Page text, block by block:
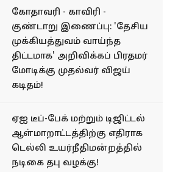
கோதாவரி - காவிரி -
குண்டாறு இணைப்பு: 'தேசிய
முக்கியத்துவம் வாய்ந்த
திட்டமாக' அறிவிக்கப் பிரதமர்
மோடிக்கு முதல்வர் விஜய்
கடிதம்!
ஏஐ டீப்-பேக் மற்றும் டிஜிட்டல்
ஆள்மாறாட்டத்திற்கு எதிராக
டெல்லி உயர்நீதிமன்றத்தில்
நடிகை தபு வழக்கு!